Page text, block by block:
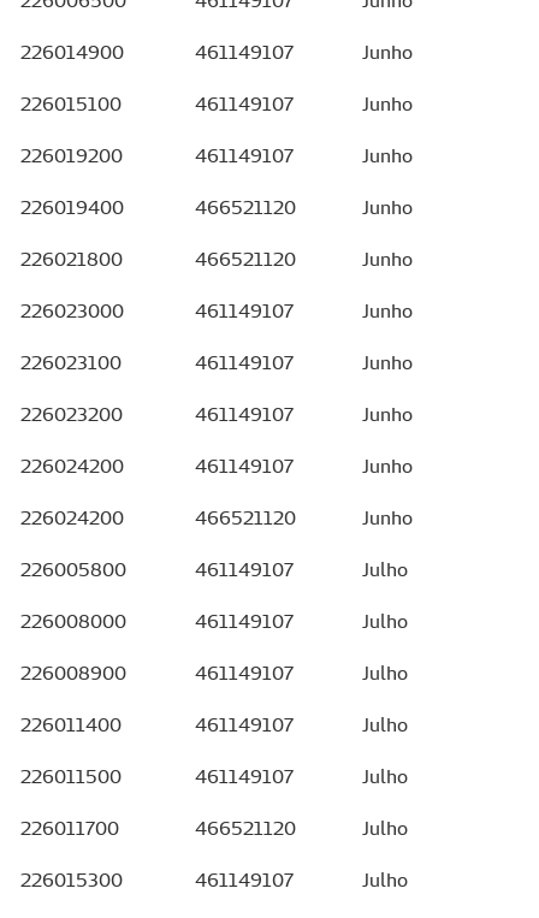
226014900 461149107 Junho
226015100 461149107 Junho
226019200 461149107 Junho
226019400 466521120 Junho
226021800 466521120 Junho
226023000 461149107 Junho
226023100 461149107 Junho
226023200 461149107 Junho
226024200 461149107 Junho
226024200 466521120 Junho
226005800 461149107 Julho
226008000 461149107 Julho
226008900 461149107 Julho
226011400 461149107 Julho
226011500 461149107 Julho
226011700 466521120 Julho
226015300 461149107 Julho